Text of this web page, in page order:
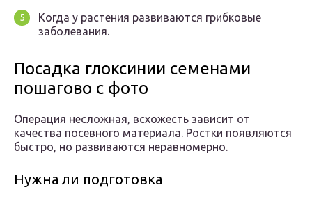
Когда у растения развиваются грибковые
заболевания.
Посадка глоксинии семенами
пошагово с фото
Операция несложная, всхожесть зависит от
качества посевного материала. Ростки появляются
быстро, но развиваются неравномерно.
Нужна ли подготовка